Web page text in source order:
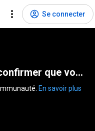
Se connecter
Connectez-vous pour confirmer que vous n'êtes pas un robot
En savoir plus